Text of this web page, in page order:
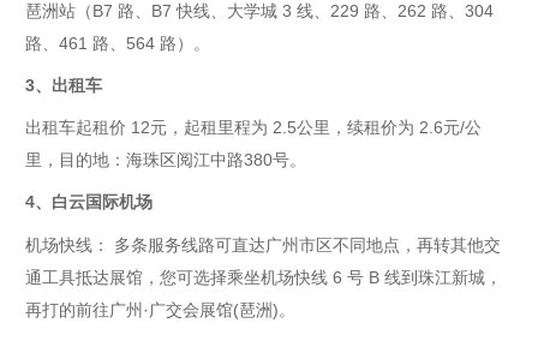
琶洲站（B7 路、 B7快线、大学城3 线、 229 路、 262 路、 304
路、 461 路、 564 路） 。
3、出租车
出租车起租价 12元，起租里程为 2.5公里，续租价为 2.6元/公
里，目的地： 海珠区阅江中路380号。
4、白云国际机场
机场快线：
多条服务线路可直达广州市区不同地点，再转其他交
通工具抵达展馆，您可选择乘坐机场快线6 号B 线到珠江新城，
再打的前往广州·广交会展馆(琶洲)。